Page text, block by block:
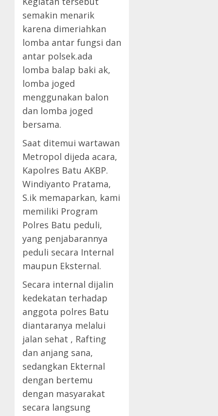
semakin menarik
karena dimeriahkan
lomba antar fungsi dan
antar polsek.ada
lomba balap baki ak,
lomba joged
menggunakan balon
dan lomba joged
bersama.
Saat ditemui wartawan
Metropol dijeda acara,
Kapolres Batu AKBP.
Windiyanto Pratama,
S.ik memaparkan, kami
memiliki Program
Polres Batu peduli,
yang penjabarannya
peduli secara Internal
maupun Eksternal.
Secara internal dijalin
kedekatan terhadap
anggota polres Batu
diantaranya melalui
jalan sehat , Rafting
dan anjang sana,
sedangkan Ekternal
dengan bertemu
dengan masyarakat
secara langsung